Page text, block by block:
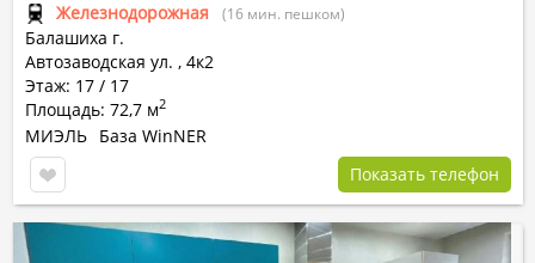
Железнодорожная (16 мин. пешком)
Балашиха г.
Автозаводская ул. , 4к2
Этаж: 17 / 17
Площадь: 72,7 м2
МИЭЛЬ База WinNER
Показать телефон